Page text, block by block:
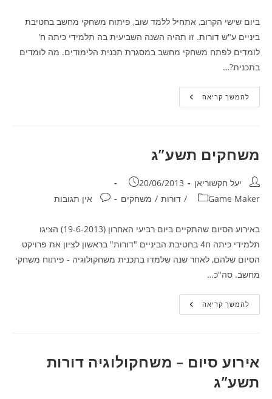
ביום שישי הקרוב, אתחיל ללמד שוב, פיתוח משחקי מחשב בחטיבת
ביניים ע"ש דורות. זו תהיה השנה השביעית בה תלמידי כיתה ח'
לומדים לפתח משחקי מחשב במסגרת תכנית הלימודים. מה לומדים
בתכנית?…
להמשך קריאהמפתחים
משחקים
משחקים תשע”ג
מחבר:יעל חקשוריאן פורסם:
20/06/2013
קטגוריה:
Game Maker
/ דורות / משחקים תגובות:אין תגובות
באירוע הסיום שהתקיים ביום רביעי האחרון (19-6-2013) הציגו
תלמידי כיתה ח4 בחטיבת הביניים "דורות" בראשון לציון את פרויקט
הסיום שלהם, לאחר שנה שלמדו בתכנית משחקולוגיה - פיתוח משחקי
מחשב. סה"כ…
להמשך קריאהמשחקים
תשע”ג
אירוע סיום – משחקולוגיה דורות
תשע”ג